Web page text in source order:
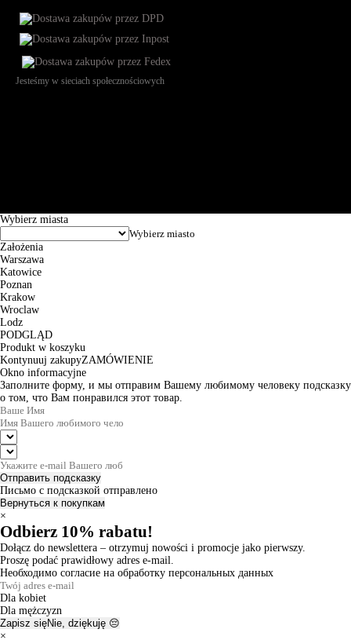
Jesteśmy w sieciach społecznościowych
Wybierz miasta
Założenia
Warszawa
Katowice
Poznan
Krakow
Wroclaw
Lodz
PODGLĄD
Produkt w koszyku
Kontynuuj zakupyZAMÓWIENIE
Okno informacyjne
Заполните форму, и мы отправим Вашему любимому человеку подсказку
о том, что Вам понравился этот товар.
Отправить подсказку
Письмо с подсказкой отправлено
Вернуться к покупкам
×
Odbierz 10% rabatu!
Dołącz do newslettera – otrzymuj nowości i promocje jako pierwszy.
Proszę podać prawidłowy adres e-mail.
Необходимо согласие на обработку персональных данных
Dla kobiet
Dla mężczyzn
Zapisz sięNie, dziękuję 😔
×